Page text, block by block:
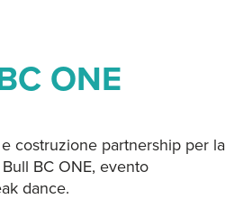
ONE
costruzione partnership per la
BC ONE, evento
dance.